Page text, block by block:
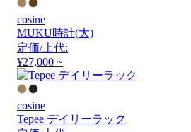
cosine
MUKU時計(大)
定価/上代:
¥27,000 ~
cosine
Tepee デイリーラック